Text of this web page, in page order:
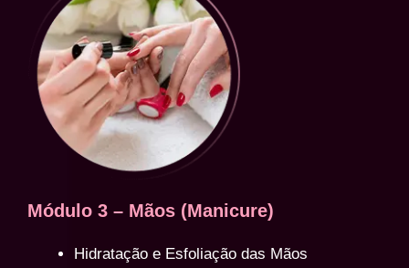
Módulo 3 – Mãos (Manicure)
Hidratação e Esfoliação das Mãos